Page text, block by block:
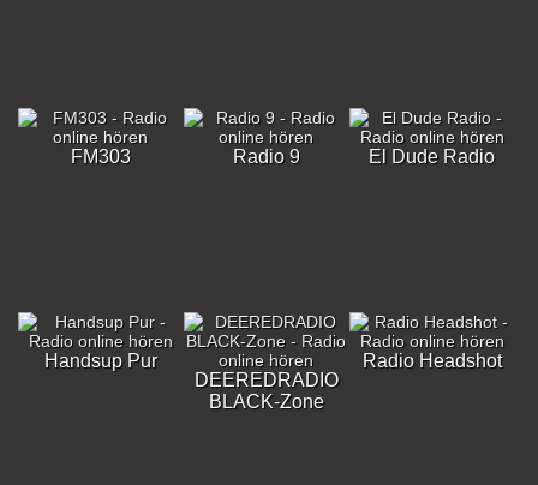
FM303 Radio 9 El Dude Radio
Handsup Pur
DEEREDRADIO
BLACK-Zone
Radio Headshot